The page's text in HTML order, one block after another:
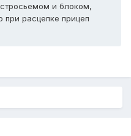
и блоком,
при расцепке прицеп